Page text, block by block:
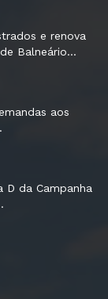
e renova
Balneário...
aos
D da Campanha